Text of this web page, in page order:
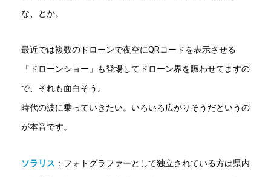
な、とか。
最近では複数のドローンで夜空にQRコードを表示させる
「ドローンショー」も登場してドローン界を賑わせてますの
で、それも面白そう。
時代の波に乗っていきたい。いろいろ広がりそうだというの
が本音です。
ソラリス ：フォトグラファーとして独立されている方は県内